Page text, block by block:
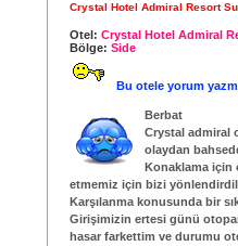
Crystal Hotel Admiral Resort
Otel: Crystal Hotel Admiral
Bölge: Side
Bu otele yorum
Berbat
Crystal admiral
olaydan
Konaklama için
etmemiz için bizi
Karşılanma konusunda bir
Girişimizin ertesi günü
hasar farkettim ve durumu